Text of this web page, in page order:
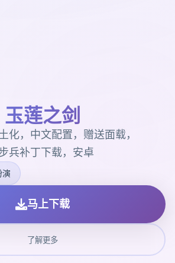
玉莲之剑
化，中文配置，赠送面载，
兵补丁下载，安卓
演
马上下载
了解更多